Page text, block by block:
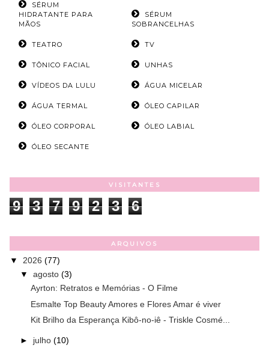
SÉRUM
HIDRATANTE PARA
MÃOS
SÉRUM
SOBRANCELHAS
TEATRO TV
TÔNICO FACIAL UNHAS
VÍDEOS DA LULU ÁGUA MICELAR
ÁGUA TERMAL ÓLEO CAPILAR
ÓLEO CORPORAL ÓLEO LABIAL
ÓLEO SECANTE
VISITANTES
9 3 7 9 2 3 6
ARQUIVOS
▼ 2026 (77)
▼ agosto (3)
Ayrton: Retratos e Memórias - O Filme
Esmalte Top Beauty Amores e Flores Amar é viver
Kit Brilho da Esperança Kibô-no-iê - Triskle Cosmé...
► julho (10)